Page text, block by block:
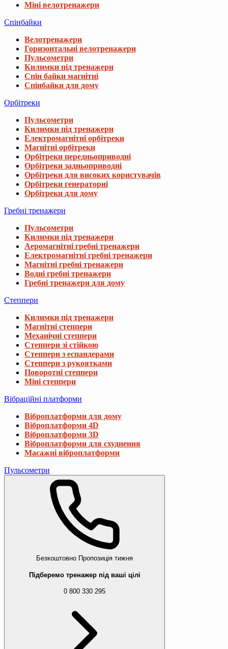
Міні велотренажери
Спінбайки
Велотренажери
Горизонтальні велотренажери
Пульсометри
Килимки під тренажери
Спін байки магнітні
Спінбайки для дому
Орбітреки
Пульсометри
Килимки під тренажери
Електромагнітні орбітреки
Магнітні орбітреки
Орбітреки передньоприводні
Орбітреки задньоприводні
Орбітреки для високих користувачів
Орбітреки генераторні
Орбітреки для дому
Гребні тренажери
Пульсометри
Килимки під тренажери
Аеромагнітні гребні тренажери
Електромагнітні гребні тренажери
Магнітні гребні тренажери
Водні гребні тренажери
Гребні тренажери для дому
Степпери
Килимки під тренажери
Магнітні степпери
Механічні степпери
Степпери зі стійкою
Степпери з еспандерами
Степпери з рукоятками
Поворотні степпери
Міні степпери
Вібраційні платформи
Віброплатформи для дому
Віброплатформи 4D
Віброплатформи 3D
Віброплатформи для схуднення
Масажні віброплатформи
Пульсометри
Безкоштовно Пропозиція тижня
Підберемо тренажер під ваші цілі
0 800 330 295